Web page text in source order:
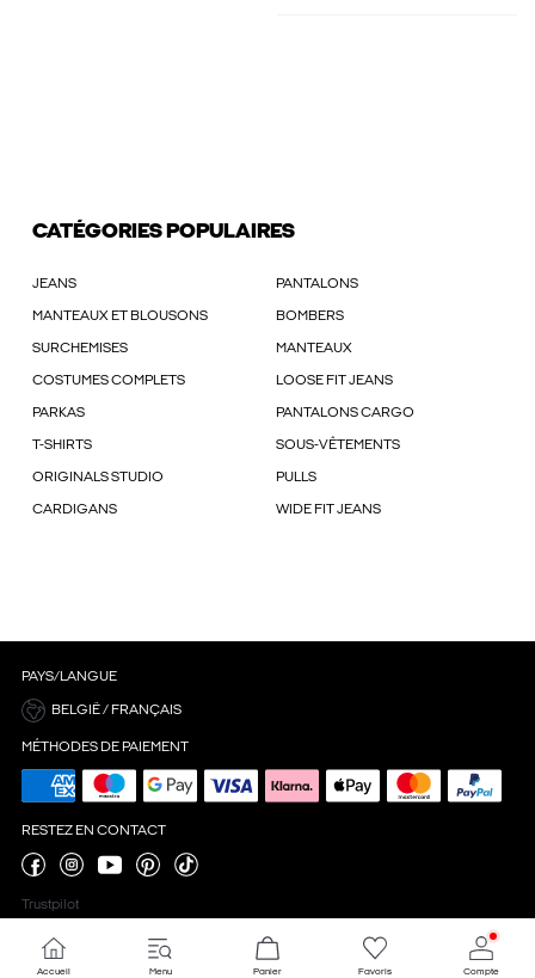
CATÉGORIES POPULAIRES
JEANS PANTALONS
MANTEAUX ET BLOUSONS BOMBERS
SURCHEMISES MANTEAUX
COSTUMES COMPLETS LOOSE FIT JEANS
PARKAS PANTALONS CARGO
T-SHIRTS SOUS-VÊTEMENTS
ORIGINALS STUDIO PULLS
CARDIGANS WIDE FIT JEANS
PAYS/LANGUE
BELGIË / FRANÇAIS
MÉTHODES DE PAIEMENT
RESTEZ EN CONTACT
Trustpilot
Accueil Menu Panier Favoris Compte